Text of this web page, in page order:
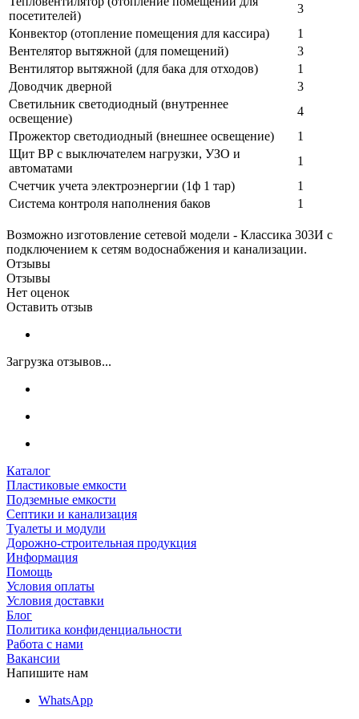
посетителей)
3
Конвектор (отопление помещения для кассира)
1
Вентелятор вытяжной (для помещений)
3
Вентилятор вытяжной (для бака для отходов)
1
Доводчик дверной
3
Светильник светодиодный (внутреннее
освещение)
4
Прожектор светодиодный (внешнее освещение)
1
Щит ВР с выключателем нагрузки, УЗО и
автоматами
1
Счетчик учета электроэнергии (1ф 1 тар)
1
Система контроля наполнения баков
1
Возможно изготовление сетевой модели - Классика 303И с
подключением к сетям водоснабжения и канализации.
Отзывы
Отзывы
Нет оценок
Оставить отзыв
Загрузка отзывов...
Каталог
Пластиковые емкости
Подземные емкости
Септики и канализация
Туалеты и модули
Дорожно-строительная продукция
Информация
Помощь
Условия оплаты
Условия доставки
Блог
Политика конфиденциальности
Работа с нами
Вакансии
Напишите нам
WhatsApp